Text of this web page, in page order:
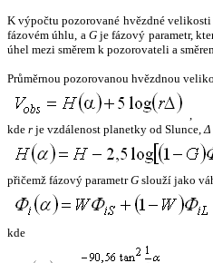
K výpočtu pozorované hvězdné
fázovém úhlu, a Gje fázový parametr,
úhel mezi směrem k pozorovateli a
Průměrnou pozorovanou hvězdnou
,
kde r je vzdálenost planetky od Slunce,Δ
přičemž fázový parametrG slouží jako
kde